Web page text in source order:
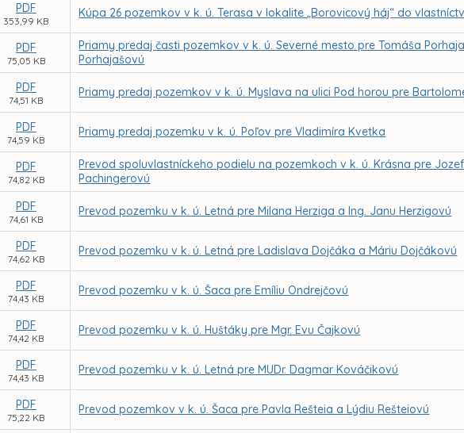
PDF
353,99 KB
Kúpa 26 pozemkov v k. ú. Terasa v lokalite „Borovicový háj“ do
PDF
75,05 KB
Priamy predaj časti pozemkov v k. ú. Severné mesto pre Tomáša
Porhajašovú
PDF
74,51 KB
Priamy predaj pozemkov v k. ú. Myslava na ulici Pod horou pre
PDF
74,59 KB
Priamy predaj pozemku v k. ú. Poľov pre Vladimíra Kvetka
PDF
74,82 KB
Prevod spoluvlastníckeho podielu na pozemkoch v k. ú. Krásna pre
Pachingerovú
PDF
74,61 KB
Prevod pozemku v k. ú. Letná pre Milana Herziga a Ing. Janu Herzigovú
PDF
74,62 KB
Prevod pozemku v k. ú. Letná pre Ladislava Dojčáka a Máriu Dojčákovú
PDF
74,43 KB
Prevod pozemku v k. ú. Šaca pre Emíliu Ondrejčovú
PDF
74,42 KB
Prevod pozemku v k. ú. Huštáky pre Mgr. Evu Čajkovú
PDF
74,43 KB
Prevod pozemku v k. ú. Letná pre MUDr. Dagmar Kováčikovú
PDF
75,22 KB
Prevod pozemkov v k. ú. Šaca pre Pavla Rešteia a Lýdiu Rešteiovú